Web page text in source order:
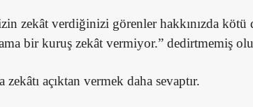
zekât verdiğinizi görenler hakkınızda kötü
bir kuruş zekât vermiyor.” dedirtmemiş
zekâtı açıktan vermek daha sevaptır.